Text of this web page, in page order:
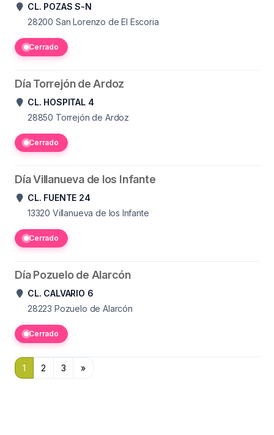
CL. POZAS S-N
28200 San Lorenzo de El Escoria
Cerrado
Día Torrejón de Ardoz
CL. HOSPITAL 4
28850 Torrejón de Ardoz
Cerrado
Día Villanueva de los Infante
CL. FUENTE 24
13320 Villanueva de los Infante
Cerrado
Día Pozuelo de Alarcón
CL. CALVARIO 6
28223 Pozuelo de Alarcón
Cerrado
1 2 3 »